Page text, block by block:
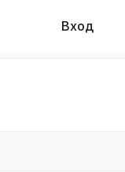
Вход